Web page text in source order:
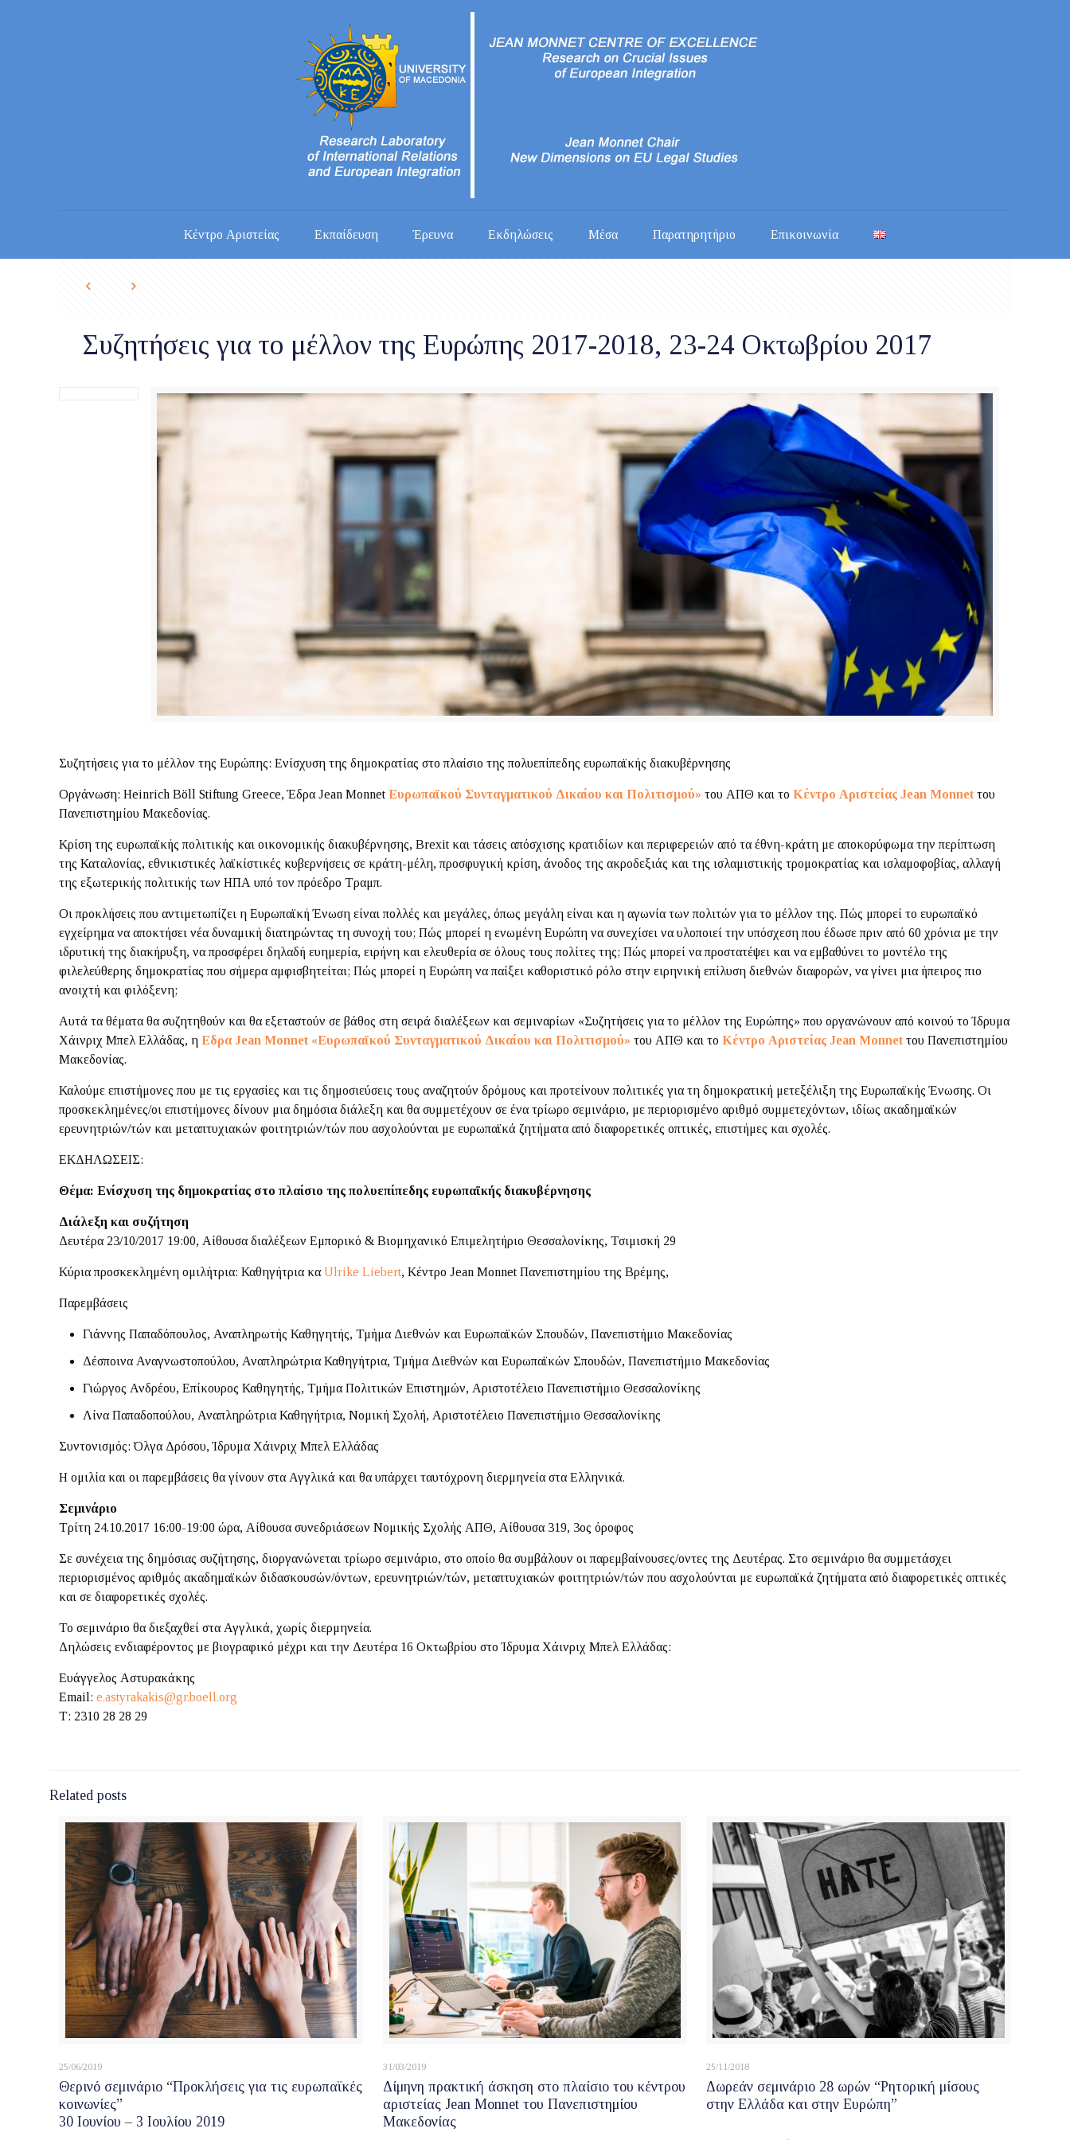
Κέντρο Αριστείας Εκπαίδευση Έρευνα Εκδηλώσεις Μέσα Παρατηρητήριο Επικοινωνία
Συζητήσεις για το μέλλον της Ευρώπης 2017-2018, 23-24 Οκτωβρίου 2017
Συζητήσεις για το μέλλον της Ευρώπης: Ενίσχυση της δημοκρατίας στο πλαίσιο της πολυεπίπεδης ευρωπαϊκής διακυβέρνησης
Οργάνωση: Heinrich Böll Stiftung Greece, Έδρα Jean MonnetΕυρωπαϊκού Συνταγματικού Δικαίου και Πολιτισμού» του ΑΠΘ και τοΚέντρο Αριστείας Jean Monnet του
Πανεπιστημίου Μακεδονίας.
Κρίση της ευρωπαϊκής πολιτικής και οικονομικής διακυβέρνησης, Brexit και τάσεις απόσχισης κρατιδίων και περιφερειών από τα έθνη-κράτη με αποκορύφωμα την περίπτωση
της Καταλονίας, εθνικιστικές λαϊκίστικές κυβερνήσεις σε κράτη-μέλη, προσφυγική κρίση, άνοδος της ακροδεξιάς και της ισλαμιστικής τρομοκρατίας και ισλαμοφοβίας, αλλαγή
της εξωτερικής πολιτικής των ΗΠΑ υπό τον πρόεδρο Τραμπ.
Οι προκλήσεις που αντιμετωπίζει η Ευρωπαϊκή Ένωση είναι πολλές και μεγάλες, όπως μεγάλη είναι και η αγωνία των πολιτών για το μέλλον της. Πώς μπορεί το ευρωπαϊκό
εγχείρημα να αποκτήσει νέα δυναμική διατηρώντας τη συνοχή του; Πώς μπορεί η ενωμένη Ευρώπη να συνεχίσει να υλοποιεί την υπόσχεση που έδωσε πριν από 60 χρόνια με την
ιδρυτική της διακήρυξη, να προσφέρει δηλαδή ευημερία, ειρήνη και ελευθερία σε όλους τους πολίτες της; Πώς μπορεί να προστατέψει και να εμβαθύνει το μοντέλο της
φιλελεύθερης δημοκρατίας που σήμερα αμφισβητείται; Πώς μπορεί η Ευρώπη να παίξει καθοριστικό ρόλο στην ειρηνική επίλυση διεθνών διαφορών, να γίνει μια ήπειρος πιο
ανοιχτή και φιλόξενη;
Αυτά τα θέματα θα συζητηθούν και θα εξεταστούν σε βάθος στη σειρά διαλέξεων και σεμιναρίων «Συζητήσεις για το μέλλον της Ευρώπης» που οργανώνουν από κοινού το Ίδρυμα
Χάινριχ Μπελ Ελλάδας, ηΕδρα Jean Monnet «Ευρωπαϊκού Συνταγματικού Δικαίου και Πολιτισμού» του ΑΠΘ και τοΚέντρο Αριστείας Jean Monnet του Πανεπιστημίου
Μακεδονίας.
Καλούμε επιστήμονες που με τις εργασίες και τις δημοσιεύσεις τους αναζητούν δρόμους και προτείνουν πολιτικές για τη δημοκρατική μετεξέλιξη της Ευρωπαϊκής Ένωσης. Οι
προσκεκλημένες/οι επιστήμονες δίνουν μια δημόσια διάλεξη και θα συμμετέχουν σε ένα τρίωρο σεμινάριο, με περιορισμένο αριθμό συμμετεχόντων, ιδίως ακαδημαϊκών
ερευνητριών/τών και μεταπτυχιακών φοιτητριών/τών που ασχολούνται με ευρωπαϊκά ζητήματα από διαφορετικές οπτικές, επιστήμες και σχολές.
ΕΚΔΗΛΩΣΕΙΣ:
Θέμα: Ενίσχυση της δημοκρατίας στο πλαίσιο της πολυεπίπεδης ευρωπαϊκής διακυβέρνησης
Διάλεξη και συζήτηση
Δευτέρα 23/10/2017 19:00, Αίθουσα διαλέξεων Εμπορικό & Βιομηχανικό Επιμελητήριο Θεσσαλονίκης, Τσιμισκή 29
Κύρια προσκεκλημένη ομιλήτρια: Καθηγήτρια καUlrike Liebert, Κέντρο Jean Monnet Πανεπιστημίου της Βρέμης,
Παρεμβάσεις
Γιάννης Παπαδόπουλος, Αναπληρωτής Καθηγητής, Τμήμα Διεθνών και Ευρωπαϊκών Σπουδών, Πανεπιστήμιο Μακεδονίας
Δέσποινα Αναγνωστοπούλου, Αναπληρώτρια Καθηγήτρια, Τμήμα Διεθνών και Ευρωπαϊκών Σπουδών, Πανεπιστήμιο Μακεδονίας
Γιώργος Ανδρέου, Επίκουρος Καθηγητής, Τμήμα Πολιτικών Επιστημών, Αριστοτέλειο Πανεπιστήμιο Θεσσαλονίκης
Λίνα Παπαδοπούλου, Αναπληρώτρια Καθηγήτρια, Νομική Σχολή, Αριστοτέλειο Πανεπιστήμιο Θεσσαλονίκης
Συντονισμός: Όλγα Δρόσου, Ίδρυμα Χάινριχ Μπελ Ελλάδας
Η ομιλία και οι παρεμβάσεις θα γίνουν στα Αγγλικά και θα υπάρχει ταυτόχρονη διερμηνεία στα Ελληνικά.
Σεμινάριο
Τρίτη 24.10.2017 16:00-19:00 ώρα, Αίθουσα συνεδριάσεων Νομικής Σχολής ΑΠΘ, Αίθουσα 319, 3ος όροφος
Σε συνέχεια της δημόσιας συζήτησης, διοργανώνεται τρίωρο σεμινάριο, στο οποίο θα συμβάλουν οι παρεμβαίνουσες/οντες της Δευτέρας. Στο σεμινάριο θα συμμετάσχει
περιορισμένος αριθμός ακαδημαϊκών διδασκουσών/όντων, ερευνητριών/τών, μεταπτυχιακών φοιτητριών/τών που ασχολούνται με ευρωπαϊκά ζητήματα από διαφορετικές οπτικές
και σε διαφορετικές σχολές.
Το σεμινάριο θα διεξαχθεί στα Αγγλικά, χωρίς διερμηνεία.
Δηλώσεις ενδιαφέροντος με βιογραφικό μέχρι και την Δευτέρα 16 Οκτωβρίου στο Ίδρυμα Χάινριχ Μπελ Ελλάδας:
Ευάγγελος Αστυρακάκης
Email:e.astyrakakis@gr.boell.org
Τ: 2310 28 28 29
Related posts
25/06/2019
Θερινό σεμινάριο “Προκλήσεις για τις ευρωπαϊκές
κοινωνίες”
30 Ιουνίου – 3 Ιουλίου 2019
31/03/2019
Δίμηνη πρακτική άσκηση στο πλαίσιο του κέντρου
αριστείας Jean Monnet του Πανεπιστημίου
Μακεδονίας
25/11/2018
Δωρεάν σεμινάριο 28 ωρών “Ρητορική μίσους
στην Ελλάδα και στην Ευρώπη”